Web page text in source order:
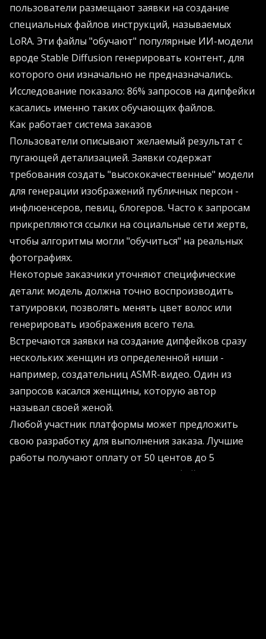
пользователи размещают заявки на создание
специальных файлов инструкций, называемых
LoRA. Эти файлы "обучают" популярные ИИ-модели
вроде Stable Diffusion генерировать контент, для
которого они изначально не предназначались.
Исследование показало: 86% запросов на дипфейки
касались именно таких обучающих файлов.
Как работает система заказов
Пользователи описывают желаемый результат с
пугающей детализацией. Заявки содержат
требования создать "высококачественные" модели
для генерации изображений публичных персон -
инфлюенсеров, певиц, блогеров. Часто к запросам
прикрепляются ссылки на социальные сети жертв,
чтобы алгоритмы могли "обучиться" на реальных
фотографиях.
Некоторые заказчики уточняют специфические
детали: модель должна точно воспроизводить
татуировки, позволять менять цвет волос или
генерировать изображения всего тела.
Встречаются заявки на создание дипфейков сразу
нескольких женщин из определенной ниши -
например, создательниц ASMR-видео. Один из
запросов касался женщины, которую автор
называл своей женой.
Любой участник платформы может предложить
свою разработку для выполнения заказа. Лучшие
работы получают оплату от 50 центов до 5
долларов. Почти 92% заявок на дипфейки находят